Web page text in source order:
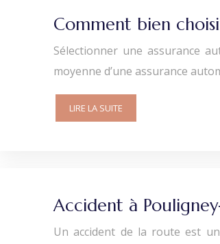
Comment bien
Sélectionner une assurance
moyenne d’une assurance
LIRE LA SUITE
Accident à
Un accident de la route est